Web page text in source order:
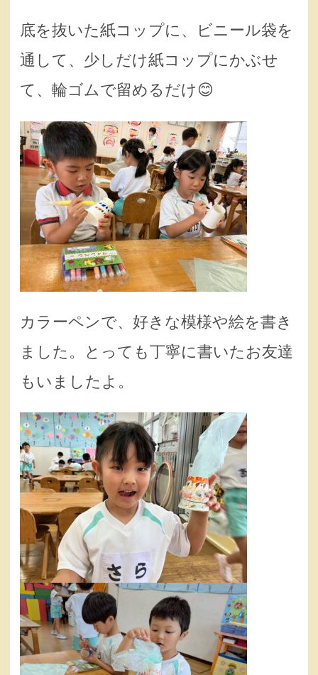
底を抜いた紙コップに、ビニール袋を
通して、少しだけ紙コップにかぶせ
て、輪ゴムで留めるだけ😊
カラーペンで、好きな模様や絵を書き
ました。とっても丁寧に書いたお友達
もいましたよ。